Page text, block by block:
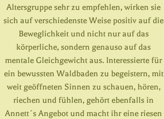
Altersgruppe sehr zu empfehlen, wirken sie
sich auf verschiedenste Weise positiv auf die
Beweglichkeit und nicht nur auf das
körperliche, sondern genauso auf das
mentale Gleichgewicht aus. Interessierte für
ein bewussten Waldbaden zu begeistern, mit
weit geöffneten Sinnen zu schauen, hören,
riechen und fühlen, gehört ebenfalls in
Annett´s Angebot und macht ihr eine riesen